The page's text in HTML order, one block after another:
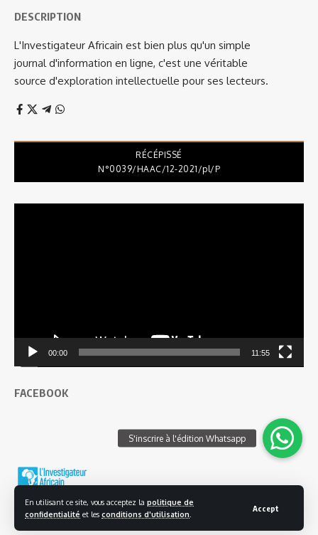
En utilisant ce site, vous acceptez la politique de
confidentialité et les conditions d'utilisation
Accept
DESCRIPTION
L'Investigateur Africain est bien plus qu'un simple
journal d'information en ligne, c'est une véritable
source d'exploration intellectuelle pour ses lecteurs.
RÉCÉPISSÉ
N°0039/HAAC/12-2021/pl/P
00:00 11:55
FACEBOOK
© 2025 L'investigateur Africain | Tous droits réservés